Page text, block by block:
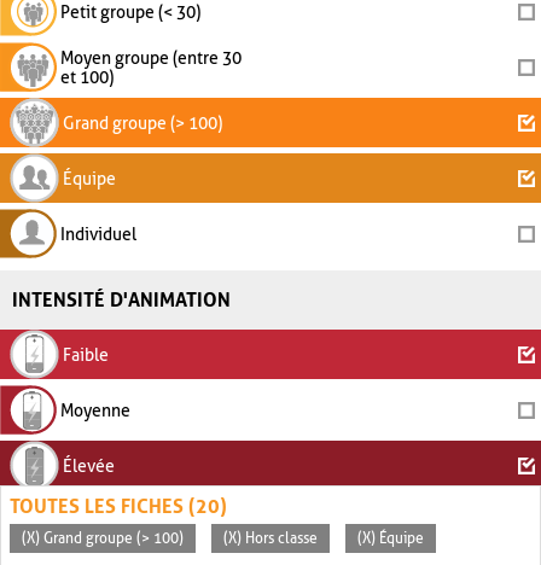
Petit groupe (< 30)
Moyen groupe (entre 30
et 100)
Grand groupe (> 100)
Équipe
Individuel
INTENSITÉ D'ANIMATION
Faible
Moyenne
Élevée
TOUTES LES FICHES (20)
(X) Grand groupe (> 100) (X) Hors classe (X) Équipe